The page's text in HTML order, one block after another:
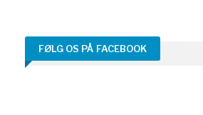
FØLG OS PÅ FACEBOOK